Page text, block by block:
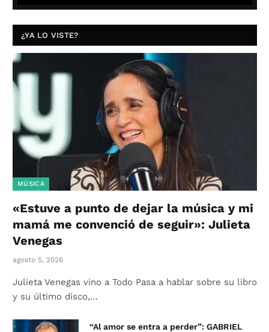
¿YA LO VISTE?
MÚSICA
«Estuve a punto de dejar la música y mi
mamá me convenció de seguir»: Julieta
Venegas
agosto 5, 2026
Julieta Venegas vino a Todo Pasa a hablar sobre su libro
y su último disco,…
“Al amor se entra a perder”: GABRIEL